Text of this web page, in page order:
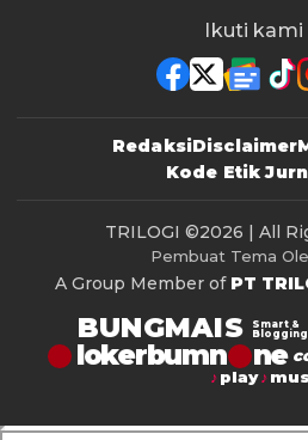
Ikuti kami
RedaksiDisclaimer
Kode Etik
TRILOGI ©2026 | All
Pembuat Tema
A Group Member of PT
BUNGMAIS
Smart &
Blogging
lokerbumn
play